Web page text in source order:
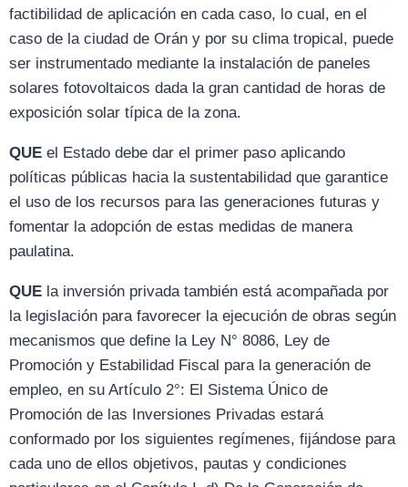
factibilidad de aplicación en cada caso, lo cual, en el
caso de la ciudad de Orán y por su clima tropical, puede
ser instrumentado mediante la instalación de paneles
solares fotovoltaicos dada la gran cantidad de horas de
exposición solar típica de la zona.
QUE el Estado debe dar el primer paso aplicando
políticas públicas hacia la sustentabilidad que garantice
el uso de los recursos para las generaciones futuras y
fomentar la adopción de estas medidas de manera
paulatina.
QUE la inversión privada también está acompañada por
la legislación para favorecer la ejecución de obras según
mecanismos que define la Ley N° 8086, Ley de
Promoción y Estabilidad Fiscal para la generación de
empleo, en su Artículo 2°: El Sistema Único de
Promoción de las Inversiones Privadas estará
conformado por los siguientes regímenes, fijándose para
cada uno de ellos objetivos, pautas y condiciones